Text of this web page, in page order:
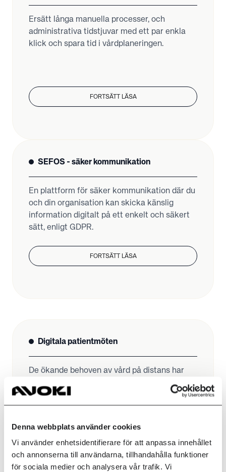
Denna webbplats använder cookies
Vi använder enhetsidentifierare för att anpassa innehållet
och annonserna till användarna, tillhandahålla funktioner
för sociala medier och analysera vår trafik. Vi
Ersätt långa manuella processer, och
administrativa tidstjuvar med ett par enkla
klick och spara tid i vårdplaneringen.
FORTSÄTT LÄSA
SEFOS - säker kommunikation
En plattform för säker kommunikation där du
och din organisation kan skicka känslig
information digitalt på ett enkelt och säkert
sätt, enligt GDPR.
FORTSÄTT LÄSA
Digitala patientmöten
De ökande behoven av vård på distans har
ställt nya krav på ökad tillgänglighet och
smarta lösningar som klarar det digitala
patientmötet.